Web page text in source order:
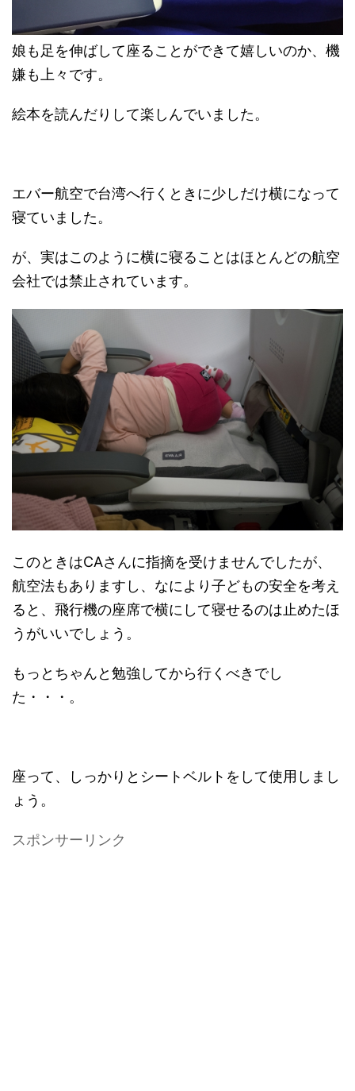
娘も足を伸ばして座ることができて嬉しいのか、機
嫌も上々です。
絵本を読んだりして楽しんでいました。
エバー航空で台湾へ行くときに少しだけ横になって
寝ていました。
が、実はこのように横に寝ることはほとんどの航空
会社では禁止されています。
このときはCAさんに指摘を受けませんでしたが、
航空法もありますし、なにより子どもの安全を考え
ると、飛行機の座席で横にして寝せるのは止めたほ
うがいいでしょう。
もっとちゃんと勉強してから行くべきでし
た・・・。
座って、しっかりとシートベルトをして使用しまし
ょう。
スポンサーリンク